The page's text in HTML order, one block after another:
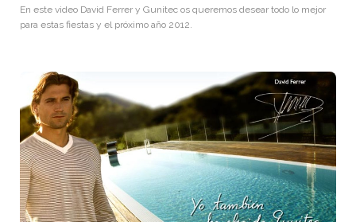
En este video David Ferrer y Gunitec os queremos desear todo lo mejor
para estas fiestas y el próximo año 2012.